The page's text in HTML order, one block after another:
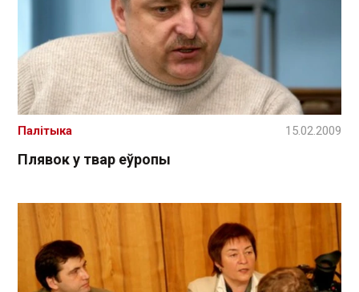
Плявок у твар еўропы
Палітыка 15.02.2009